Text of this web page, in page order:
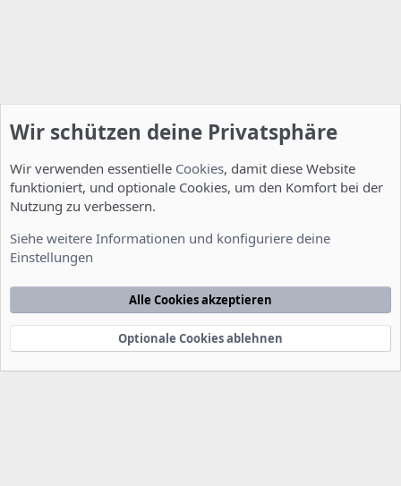
Nutzungsbedingungen Datenschutzerklärung
Startseite
e
Community platform by XenForo® © 2010-2022 XenForo Ltd.
xenDach©2010-2014
Wir schützen deine Privatsphäre
Wir verwenden essentielle Cookies, damit diese Website
funktioniert, und optionale Cookies, um den Komfort bei der
Nutzung zu verbessern.
Siehe weitere Informationen und konfiguriere deine
Einstellungen
Alle Cookies akzeptieren
Optionale Cookies ablehnen